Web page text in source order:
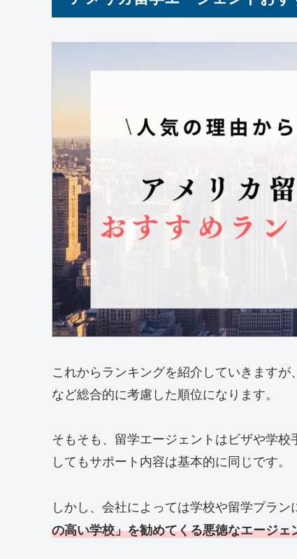
これからランキングを紹介していきます
など総合的に考慮した順位になります。
そもそも、留学エージェントはビザや学
してもサポート内容は基本的に同じです。
しかし、会社によっては学校や留学プラン
の高い学校」を勧めてくる悪徳なエージェ